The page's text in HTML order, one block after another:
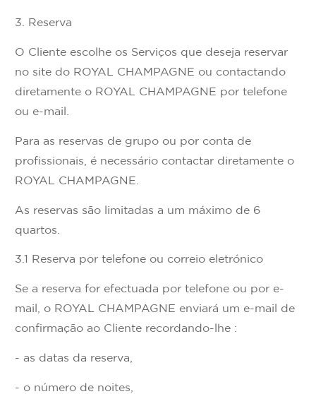
3. Reserva
O Cliente escolhe os Serviços que deseja reservar
no site do ROYAL CHAMPAGNE ou contactando
diretamente o ROYAL CHAMPAGNE por telefone
ou e-mail.
Para as reservas de grupo ou por conta de
profissionais, é necessário contactar diretamente o
ROYAL CHAMPAGNE.
As reservas são limitadas a um máximo de 6
quartos.
3.1 Reserva por telefone ou correio eletrónico
Se a reserva for efectuada por telefone ou por e-
mail, o ROYAL CHAMPAGNE enviará um e-mail de
confirmação ao Cliente recordando-lhe :
- as datas da reserva,
- o número de noites,